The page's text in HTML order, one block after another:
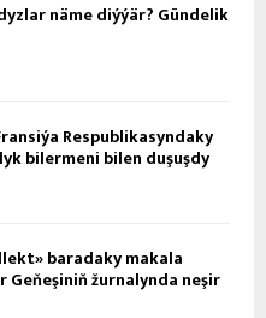
näme diýýär? Gündelik
Respublikasyndaky
bilermeni bilen duşuşdy
baradaky makala
žurnalynda neşir